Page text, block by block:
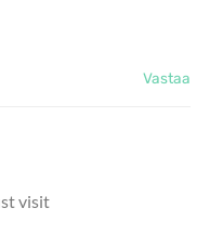
Vastaa
visit